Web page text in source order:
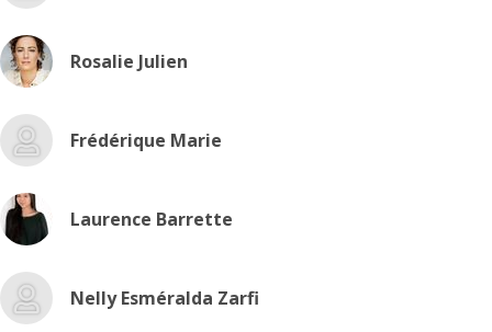
Rosalie Julien
Frédérique Marie
Laurence Barrette
Nelly Esméralda Zarfi